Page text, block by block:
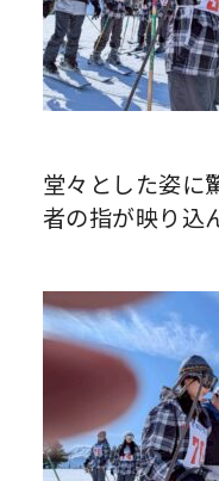
堂々とした姿に
者の指が映り込